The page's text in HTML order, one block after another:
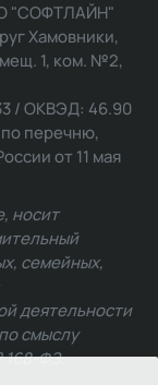
"СОФТЛАЙН"
Хамовники,
1, ком. №2,
/ ОКВЭД: 46.90
по перечню,
от 11 мая
носит
семейных,
деятельности
смыслу
168-ФЗ.